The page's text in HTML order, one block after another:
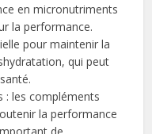
en micronutriments
la performance.
pour maintenir la
qui peut
: les compléments
la performance